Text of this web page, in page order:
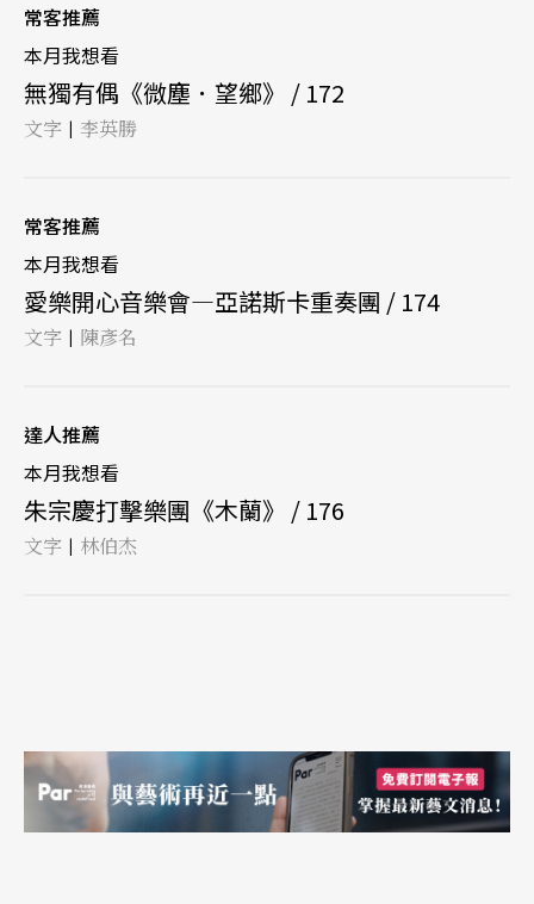
常客推薦
本月我想看
無獨有偶《微塵．望鄉》 / 172
文字 | 李英勝
常客推薦
本月我想看
愛樂開心音樂會—亞諾斯卡重奏團 / 174
文字 | 陳彥名
達人推薦
本月我想看
朱宗慶打擊樂團《木蘭》 / 176
文字 | 林伯杰